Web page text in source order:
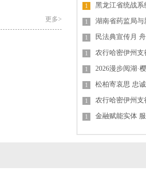
更多>
1
1
1 民法典宣传月
1
1 2026漫步阅湖·
1 松柏寄哀思 忠
1
1 金融赋能实体